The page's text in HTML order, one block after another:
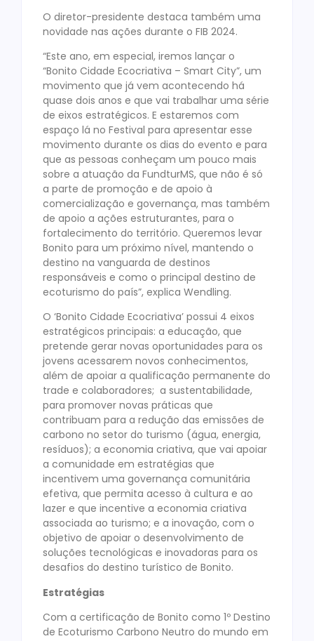
O diretor-presidente destaca também uma
novidade nas ações durante o FIB 2024.
“Este ano, em especial, iremos lançar o
“Bonito Cidade Ecocriativa – Smart City”, um
movimento que já vem acontecendo há
quase dois anos e que vai trabalhar uma série
de eixos estratégicos. E estaremos com
espaço lá no Festival para apresentar esse
movimento durante os dias do evento e para
que as pessoas conheçam um pouco mais
sobre a atuação da FundturMS, que não é só
a parte de promoção e de apoio à
comercialização e governança, mas também
de apoio a ações estruturantes, para o
fortalecimento do território. Queremos levar
Bonito para um próximo nível, mantendo o
destino na vanguarda de destinos
responsáveis e como o principal destino de
ecoturismo do país”, explica Wendling.
O ‘Bonito Cidade Ecocriativa’ possui 4 eixos
estratégicos principais: a educação, que
pretende gerar novas oportunidades para os
jovens acessarem novos conhecimentos,
além de apoiar a qualificação permanente do
trade e colaboradores; a sustentabilidade,
para promover novas práticas que
contribuam para a redução das emissões de
carbono no setor do turismo (água, energia,
resíduos); a economia criativa, que vai apoiar
a comunidade em estratégias que
incentivem uma governança comunitária
efetiva, que permita acesso à cultura e ao
lazer e que incentive a economia criativa
associada ao turismo; e a inovação, com o
objetivo de apoiar o desenvolvimento de
soluções tecnológicas e inovadoras para os
desafios do destino turístico de Bonito.
Estratégias
Com a certificação de Bonito como 1º Destino
de Ecoturismo Carbono Neutro do mundo em